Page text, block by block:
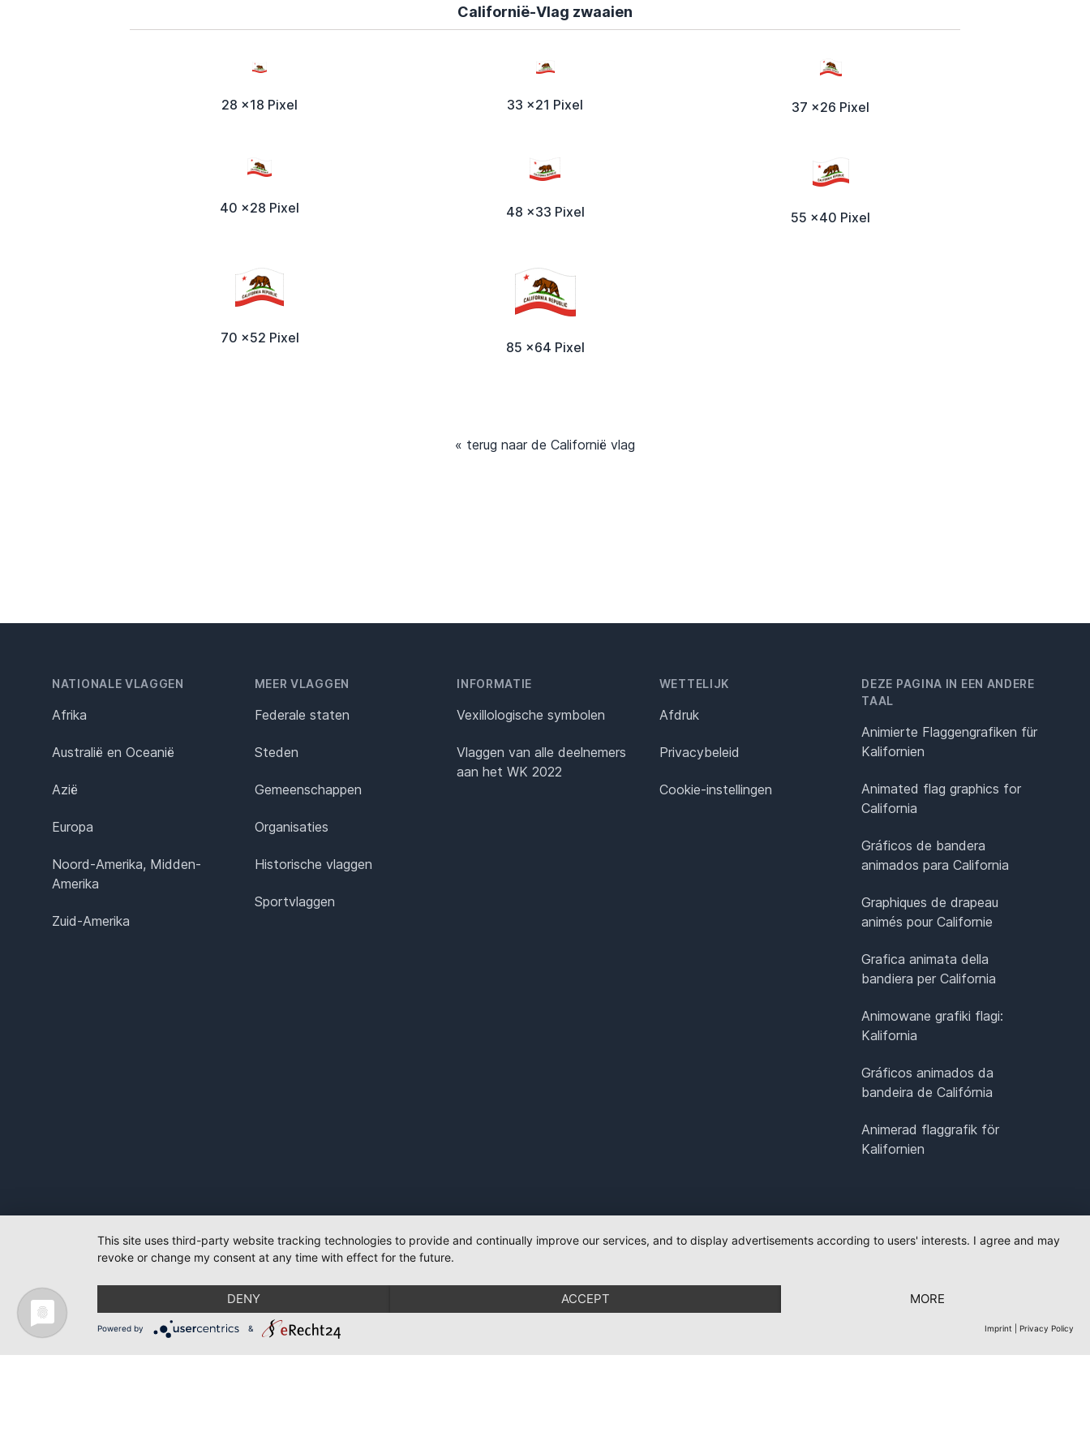
Californië-Vlag zwaaien
28 x18 Pixel 33 x21 Pixel 37 x26 Pixel
40 x28 Pixel 48 x33 Pixel 55 x40 Pixel
70 x52 Pixel
85 x64 Pixel
« terug naar de Californië vlag
NATIONALE VLAGGEN
Afrika
Australië en Oceanië
Azië
Europa
Noord-Amerika, Midden-
Amerika
Zuid-Amerika
MEER VLAGGEN
Federale staten
Steden
Gemeenschappen
Organisaties
Historische vlaggen
Sportvlaggen
INFORMATIE
Vexillologische symbolen
Vlaggen van alle deelnemers
aan het WK 2022
WETTELIJK
Afdruk
Privacybeleid
Cookie-instellingen
DEZE PAGINA IN EEN ANDERE
TAAL
Animierte Flaggengrafiken für
Kalifornien
Animated flag graphics for
California
Gráficos de bandera
animados para California
Graphiques de drapeau
animés pour Californie
Grafica animata della
bandiera per California
Animowane grafiki flagi:
Kalifornia
Gráficos animados da
bandeira de Califórnia
Animerad flaggrafik för
Kalifornien
This site uses third-party website tracking technologies to provide and continually improve our services, and to display advertisements according to users' interests. I agree and may
revoke or change my consent at any time with effect for the future.
DENY ACCEPT MORE
Powered by & Imprint Privacy Policy